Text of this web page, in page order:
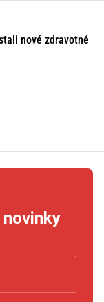
nové zdravotné